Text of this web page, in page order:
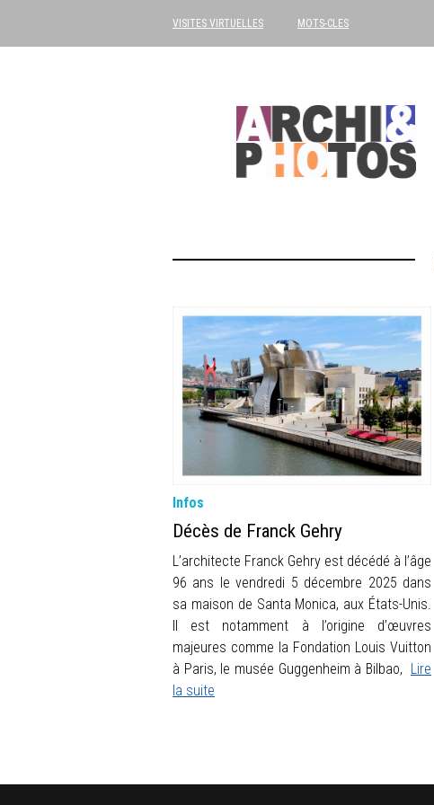
VISITES VIRTUELLES MOTS-CLES
Infos
Décès de Franck Gehry
L’architecte Franck Gehry est décédé à l’âge
96 ans le vendredi 5 décembre 2025 dans
sa maison de Santa Monica, aux États-Unis.
Il est notamment à l’origine d’œuvres
majeures comme la Fondation Louis Vuitton
à Paris, le musée Guggenheim à Bilbao, Lire
la suite